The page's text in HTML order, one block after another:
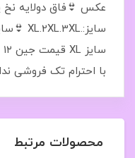
عکس 👙فاق دولایه نخ
با احترام تک فروشی
محصولات مرتبط